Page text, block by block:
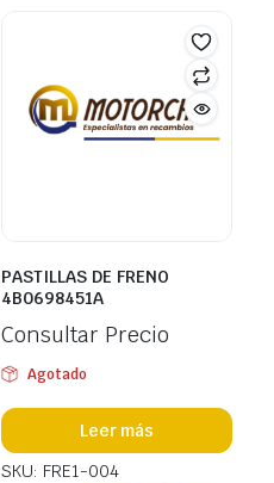
PASTILLAS DE FRENO
4B0698451A
Consultar Precio
Agotado
Leer más
SKU: FRE1-004